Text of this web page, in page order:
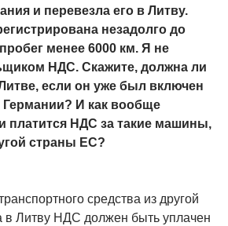
и перевезла его в Литву.
незадолго до
менее 6000 км. Я не
НДС. Скажите, должна ли
если он уже был включен
И как вообще
платится НДС за такие машины,
страны ЕС?
средства из другой
в Литву НДС должен быть уплачен